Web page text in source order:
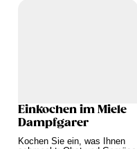
Einkochen im Miele
Dampfgarer
Kochen Sie ein, was Ihnen